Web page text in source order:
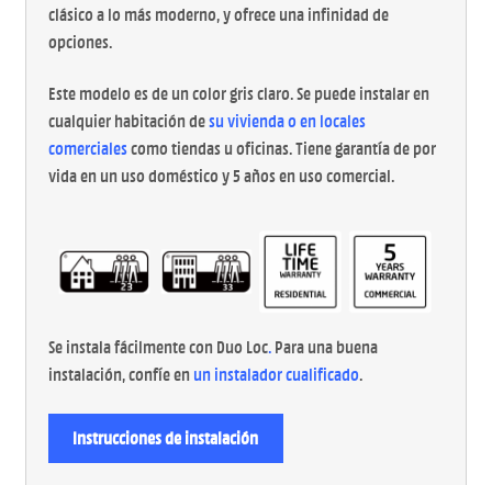
clásico a lo más moderno, y ofrece una infinidad de
opciones.
Este modelo es de un color gris claro. Se puede instalar en
cualquier habitación desu vivienda o en locales
comercialescomo tiendas u oficinas. Tiene garantía de por
vida en un uso doméstico y 5 años en uso comercial.
Se instala fácilmente con Duo Loc. Para una buena
instalación, confíe en un instalador cualificado.
Instrucciones de instalación